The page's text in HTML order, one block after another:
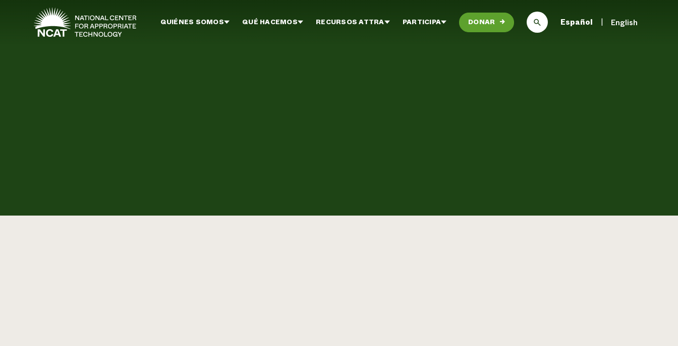
Ir al contenido principal
QUIÉNES SOMOS QUÉ HACEMOS RECURSOS ATTRA PARTICIPA DONAR → Español English